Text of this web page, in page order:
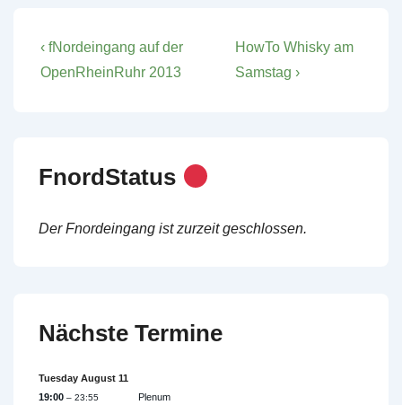
Post
navigation
Previous
Post
‹ fNordeingang auf der
OpenRheinRuhr 2013
Next
Post
HowTo Whisky am
Samstag ›
FnordStatus
Der Fnordeingang ist zurzeit geschlossen.
Nächste Termine
Tuesday August 11
19:00 – 23:55 Plenum